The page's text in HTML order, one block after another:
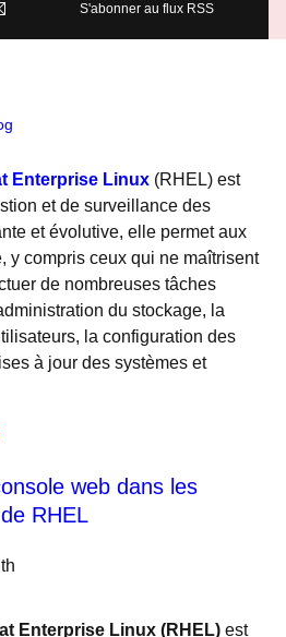
S'abonner au flux RSS
Enterprise Linux (RHEL) est
et de surveillance des
et évolutive, elle permet aux
y compris ceux qui ne maîtrisent
de nombreuses tâches
du stockage, la
la configuration des
à jour des systèmes et
web dans les
RHEL
Enterprise Linux (RHEL) est